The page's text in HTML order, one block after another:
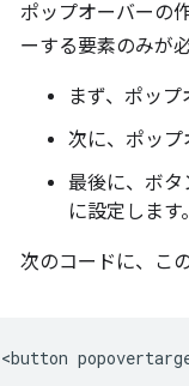
ポップオーバーの
ーする要素のみが必
まず、ポッ
次に、ポッ
最後に、ボ
に設定します。
次のコードに、こ
<button